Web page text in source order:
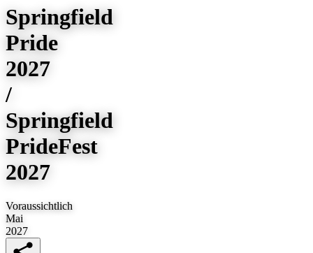
Springfield
Pride
2027
/
Springfield
PrideFest
2027
Voraussichtlich
Mai
2027